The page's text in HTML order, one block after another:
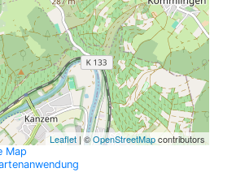
Leaflet| ©OpenStreetMapcontributors
Map